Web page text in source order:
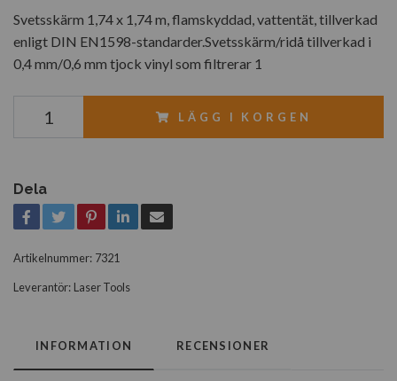
Svetsskärm 1,74 x 1,74 m, flamskyddad, vattentät, tillverkad
enligt DIN EN1598-standarder.Svetsskärm/ridå tillverkad i
0,4 mm/0,6 mm tjock vinyl som filtrerar 1
LÄGG I KORGEN
Dela
Artikelnummer: 7321
Leverantör: Laser Tools
INFORMATION RECENSIONER